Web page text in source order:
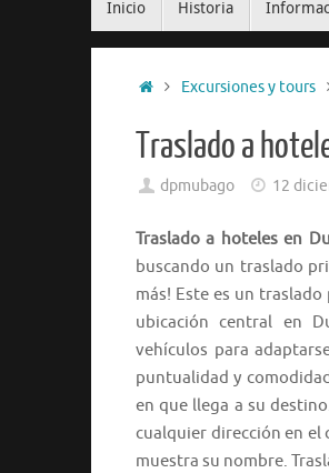
Inicio Historia
InicioExcursiones y tours
Traslado a
dpmubago 12
Traslado a hoteles en
buscando un traslado
más! Este es un
ubicación central en
vehículos para
puntualidad y
en que llega a su
cualquier dirección en el
muestra su nombre.